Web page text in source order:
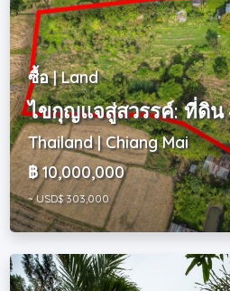
ซื้อ | Land
ไขกุญแจสู่สวรรค์: ที่ดิน
Thailand | Chiang Mai
฿ 10,000,000
~ USD$ 303,000